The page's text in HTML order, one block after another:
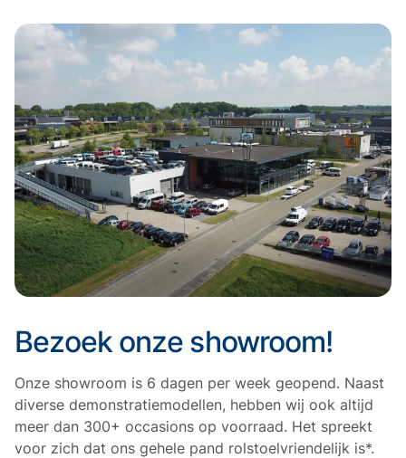
Bezoek onze showroom!
Onze showroom is 6 dagen per week geopend. Naast
diverse demonstratiemodellen, hebben wij ook altijd
meer dan 300+ occasions op voorraad. Het spreekt
voor zich dat ons gehele pand rolstoelvriendelijk is*.